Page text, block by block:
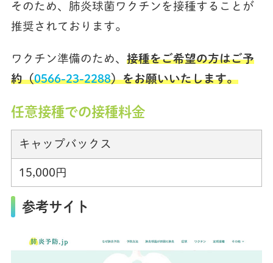
そのため、肺炎球菌ワクチンを接種することが
推奨されております。
ワクチン準備のため、 接種をご希望の方はご予
約（0566-23-2288）をお願いいたします。
任意接種での接種料金
キャップバックス
15,000円
参考サイト